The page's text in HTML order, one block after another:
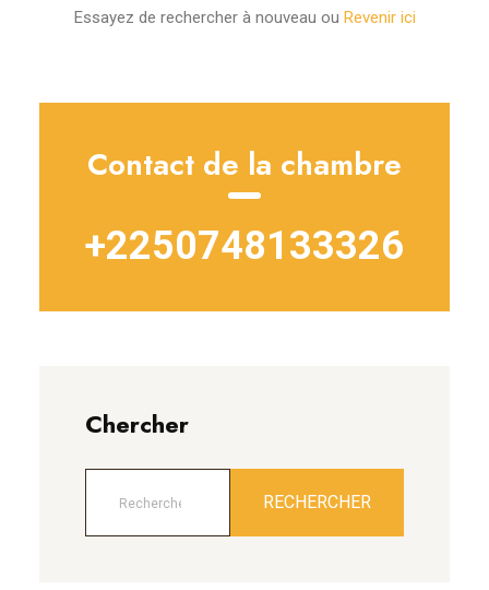
Essayez de rechercher à nouveau ou Revenir ici
Contact de la chambre
+2250748133326
Chercher
RECHERCHER